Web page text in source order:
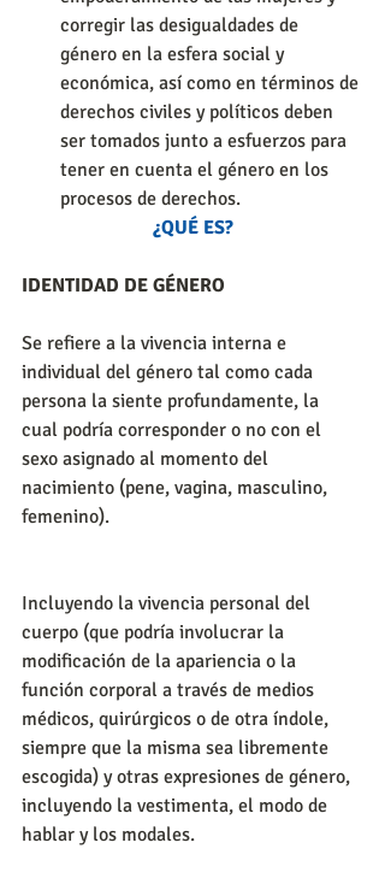
corregir las desigualdades de
género en la esfera social y
económica, así como en términos de
derechos civiles y políticos deben
ser tomados junto a esfuerzos para
tener en cuenta el género en los
procesos de derechos.
¿QUÉ ES?
IDENTIDAD DE GÉNERO
Se refiere a la vivencia interna e
individual del género tal como cada
persona la siente profundamente, la
cual podría corresponder o no con el
sexo asignado al momento del
nacimiento (pene, vagina, masculino,
femenino).
Incluyendo la vivencia personal del
cuerpo (que podría involucrar la
modificación de la apariencia o la
función corporal a través de medios
médicos, quirúrgicos o de otra índole,
siempre que la misma sea libremente
escogida) y otras expresiones de género,
incluyendo la vestimenta, el modo de
hablar y los modales.